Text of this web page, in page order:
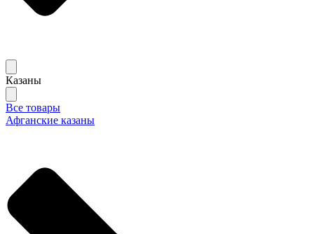
Казаны
Все товары
Афганские казаны